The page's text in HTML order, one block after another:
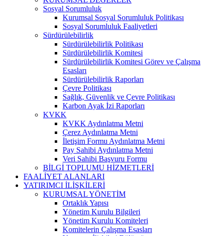
Sosyal Sorumluluk
Kurumsal Sosyal Sorumluluk Politikası
Sosyal Sorumluluk Faaliyetleri
Sürdürülebilirlik
Sürdürülebilirlik Politikası
Sürdürülebilirlik Komitesi
Sürdürülebilirlik Komitesi Görev ve Çalışma
Esasları
Sürdürülebilirlik Raporları
Çevre Politikası
Sağlık, Güvenlik ve Çevre Politikası
Karbon Ayak İzi Raporları
KVKK
KVKK Aydınlatma Metni
Çerez Aydınlatma Metni
İletişim Formu Aydınlatma Metni
Pay Sahibi Aydınlatma Metni
Veri Sahibi Başvuru Formu
BİLGİ TOPLUMU HİZMETLERİ
FAALİYET ALANLARI
YATIRIMCI İLİŞKİLERİ
KURUMSAL YÖNETİM
Ortaklık Yapısı
Yönetim Kurulu Bilgileri
Yönetim Kurulu Komiteleri
Komitelerin Çalışma Esasları